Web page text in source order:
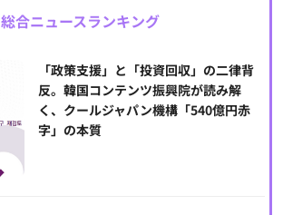
総合ニュースランキング
「政策支援」と「投資回収」の二律背
反。韓国コンテンツ振興院が読み解
く、クールジャパン機構「540億円赤
字」の本質